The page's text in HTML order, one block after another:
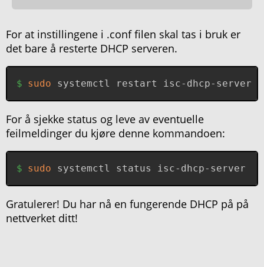
For at instillingene i .conf filen skal tas i bruk er
det bare å resterte DHCP serveren.
sudo systemctl restart isc-dhcp-server
For å sjekke status og leve av eventuelle
feilmeldinger du kjøre denne kommandoen:
sudo systemctl status isc-dhcp-server
Gratulerer! Du har nå en fungerende DHCP på på
nettverket ditt!